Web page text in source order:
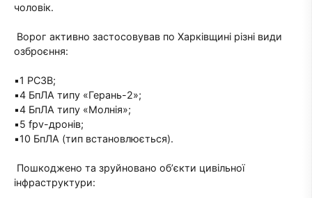
чоловік.
Ворог активно застосовував по Харківщині різні види
озброєння:
▪️1 РСЗВ;
▪️4 БпЛА типу «Герань-2»;
▪️4 БпЛА типу «Молнія»;
▪️5 fpv-дронів;
▪️10 БпЛА (тип встановлюється).
Пошкоджено та зруйновано обʼєкти цивільної
інфраструктури: